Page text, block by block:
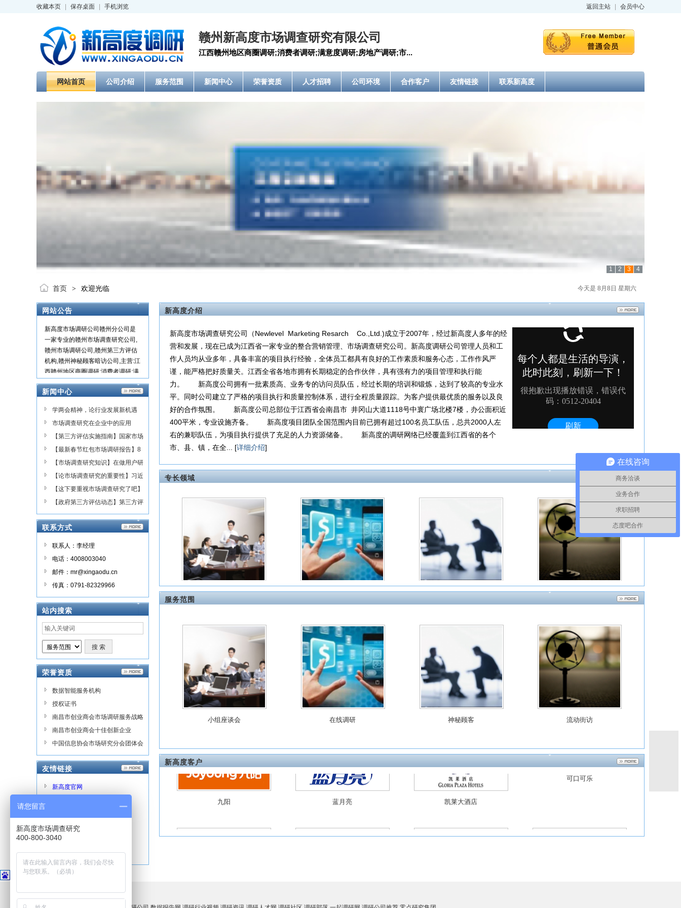
返回主站 会员中心
收藏本页 保存桌面 手机浏览
赣州新高度市场调查研究有限公司
江西赣州地区商圈调研;消费者调研;满意度调研;房地产调研;市...
网站首页 公司介绍 服务范围 新闻中心 荣誉资质 人才招聘 公司环境 合作客户 友情链接 联系新高度
1 2 3 4
今天是 8月8日 星期六
首页 > 欢迎光临
网站公告
新高度市场调研公司赣州分公司是
一家专业的赣州市场调查研究公司,
赣州市场调研公司,赣州第三方评估
机构,赣州神秘顾客暗访公司,主营:江
西赣州地区商圈调研;消费者调研;满
意度调研;房地产调研;市场进入调研;
政府第三方评估;神秘顾客等调研业
新闻中心
学两会精神，论行业发展新机遇
——TPAC-CAMIR线上交流会
市场调查研究在企业中的应用
【第三方评估实施指南】国家市场
监管总局最新发布
【最新春节红包市场调研报告】8
5后压岁钱负担最重！
【市场调查研究知识】在做用户研
究时，大数据+小数据=？
【论市场调查研究的重要性】习近
平总书记调查研究的“五字诀”
【这下要重视市场调查研究了吧】
习近平强调大兴调查研究之风
【政府第三方评估动态】第三方评
估与交叉考核，细数脱贫攻坚两种
重点考核的不同！
联系方式
联系人：李经理
电话：4008003040
邮件：mr@xingaodu.cn
传真：0791-82329966
站内搜索
荣誉资质
数据智能服务机构
授权证书
南昌市创业商会市场调研服务战略
合作单位
南昌市创业商会十佳创新企业
中国信息协会市场研究分会团体会
员证书
友情链接
新高度官网
数据报告网
调研行业视频
调研资讯
新高度介绍
新高度市场调查研究公司（Newlevel Marketing Resarch Co.,Ltd.)成立于2007年，经过新高度人多年的经
营和发展，现在已成为江西省一家专业的整合营销管理、市场调查研究公司。新高度调研公司管理人员和工
作人员均从业多年，具备丰富的项目执行经验，全体员工都具有良好的工作素质和服务心态，工作作风严
谨，能严格把好质量关。江西全省各地市拥有长期稳定的合作伙伴，具有强有力的项目管理和执行能
力。 新高度公司拥有一批素质高、业务专的访问员队伍，经过长期的培训和锻炼，达到了较高的专业水
平。同时公司建立了严格的项目执行和质量控制体系，进行全程质量跟踪。为客户提供最优质的服务以及良
好的合作氛围。 新高度公司总部位于江西省会南昌市 井冈山大道1118号中寰广场北楼7楼，办公面积近
400平米，专业设施齐备。 新高度项目团队全国范围内目前已拥有超过100名员工队伍，总共2000人左
右的兼职队伍，为项目执行提供了充足的人力资源储备。 新高度的调研网络已经覆盖到江西省的各个
市、县、镇，在全... [详细介绍]
专长领域
小组座谈会 在线调研 流动街访
入户访问 定点街访 深度访谈 电话访问
服务范围
小组座谈会 在线调研 神秘顾客 流动街访
新高度客户
一起调研网 康师傅 如家酒店 保时捷
北京现代 相宜本草
美特斯邦威 如家酒店 联合利华 万达广场
九阳 蓝月亮 凯莱大酒店
可口可乐
在线咨询
商务洽谈
业务合作
求职招聘
态度吧合作
请您留言
新高度市场调查研究
400-800-3040